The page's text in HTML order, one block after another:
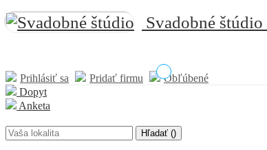
Svadobné štúdio
Prihlásiť sa Pridať firmu
Obľúbené
Dopyt
Anketa
Hľadať ()